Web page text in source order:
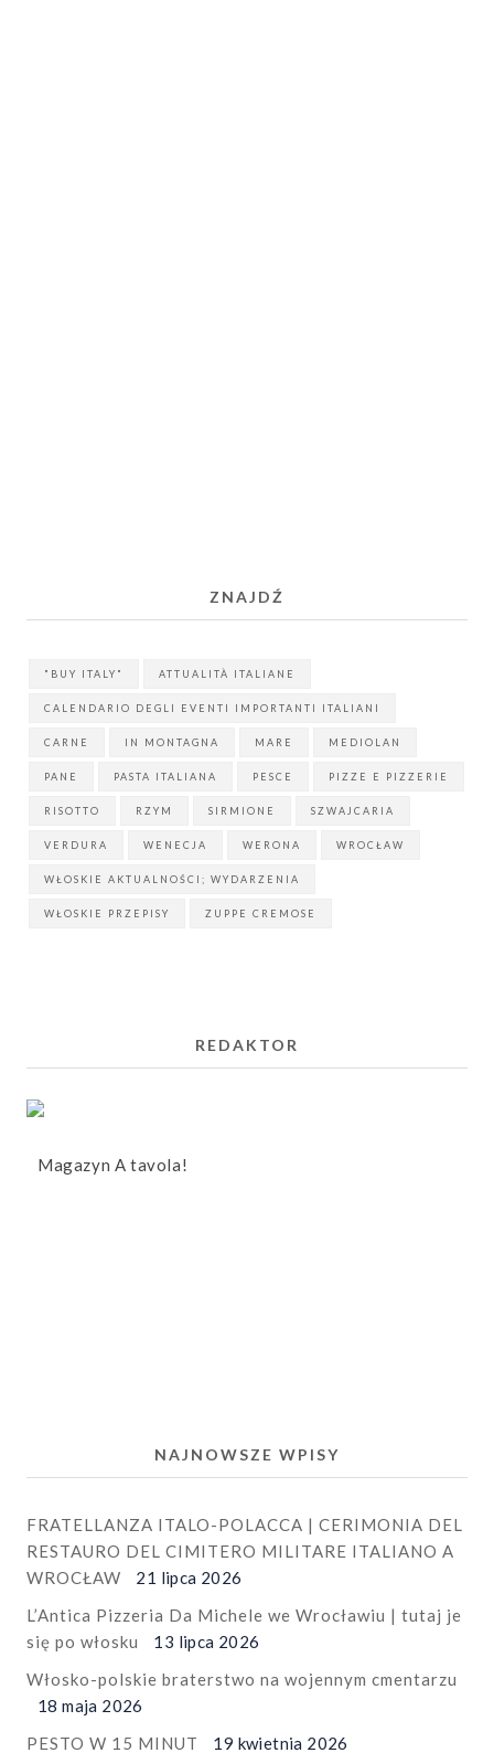
ZNAJDŹ
"BUY ITALY" ATTUALITÀ ITALIANE
CALENDARIO DEGLI EVENTI IMPORTANTI ITALIANI
CARNE IN MONTAGNA MARE MEDIOLAN
PANE PASTA ITALIANA PESCE PIZZE E PIZZERIE
RISOTTO RZYM SIRMIONE SZWAJCARIA
VERDURA WENECJA WERONA WROCŁAW
WŁOSKIE AKTUALNOŚCI; WYDARZENIA
WŁOSKIE PRZEPISY ZUPPE CREMOSE
REDAKTOR
Magazyn A tavola!
NAJNOWSZE WPISY
FRATELLANZA ITALO-POLACCA | CERIMONIA DEL
RESTAURO DEL CIMITERO MILITARE ITALIANO A
WROCŁAW
21 lipca 2026
L’Antica Pizzeria Da Michele we Wrocławiu | tutaj je
się po włosku
13 lipca 2026
Włosko-polskie braterstwo na wojennym cmentarzu
18 maja 2026
PESTO W 15 MINUT
19 kwietnia 2026